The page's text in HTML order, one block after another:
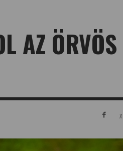
AZ ÖRVÖS